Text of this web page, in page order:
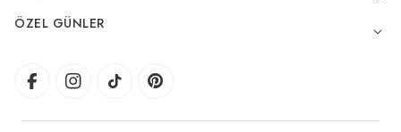
ÖZEL GÜNLER